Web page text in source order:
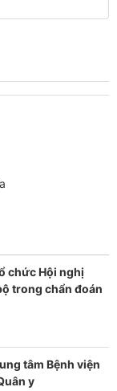
chức Hội nghị
trong chẩn đoán
tâm Bệnh viện
y